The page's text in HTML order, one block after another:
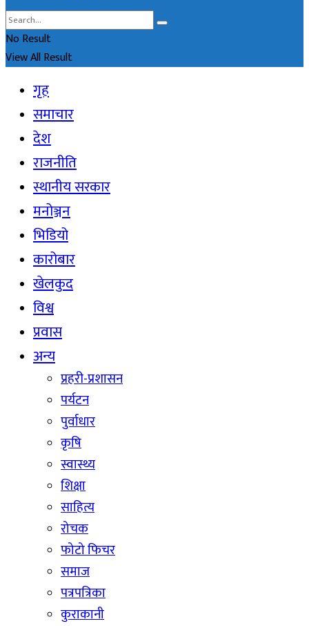
No Result
View All Result
गृह
समाचार
देश
राजनीति
स्थानीय सरकार
मनोञ्जन
भिडियो
कारोबार
खेलकुद
विश्व
प्रवास
अन्य
प्रहरी-प्रशासन
पर्यटन
पुर्वाधार
कृषि
स्वास्थ्य
शिक्षा
साहित्य
रोचक
फोटो फिचर
समाज
पत्रपत्रिका
कुराकानी